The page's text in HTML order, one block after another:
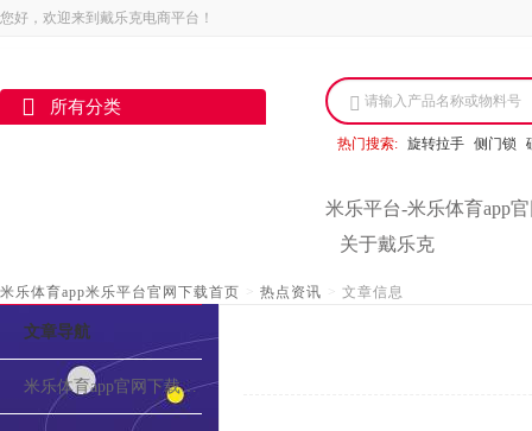
您好，欢迎来到戴乐克电商平台！
所有分类 请输入产品名称或物料号
热门搜索: 旋转拉手 侧门锁
米乐平台-米乐体育app
关于戴乐克
米乐体育app米乐平台官网下载首页 > 热点资讯 > 文章信息
文章导航
米乐体育app官网下载的介绍